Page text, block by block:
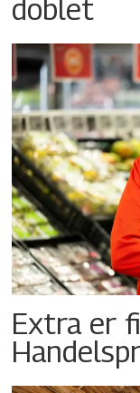
doblet
Extra er